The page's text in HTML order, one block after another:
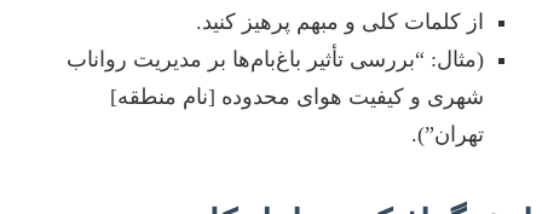
از کلمات کلی و مبهم پرهیز کنید.
(مثال: “بررسی تأثیر باغ‌بام‌ها بر مدیریت رواناب
شهری و کیفیت هوای محدوده [نام منطقه]
تهران”).